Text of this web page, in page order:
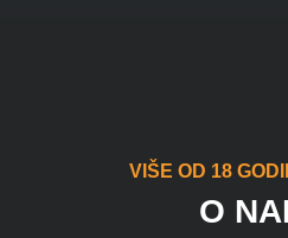
VIŠE OD 18
O